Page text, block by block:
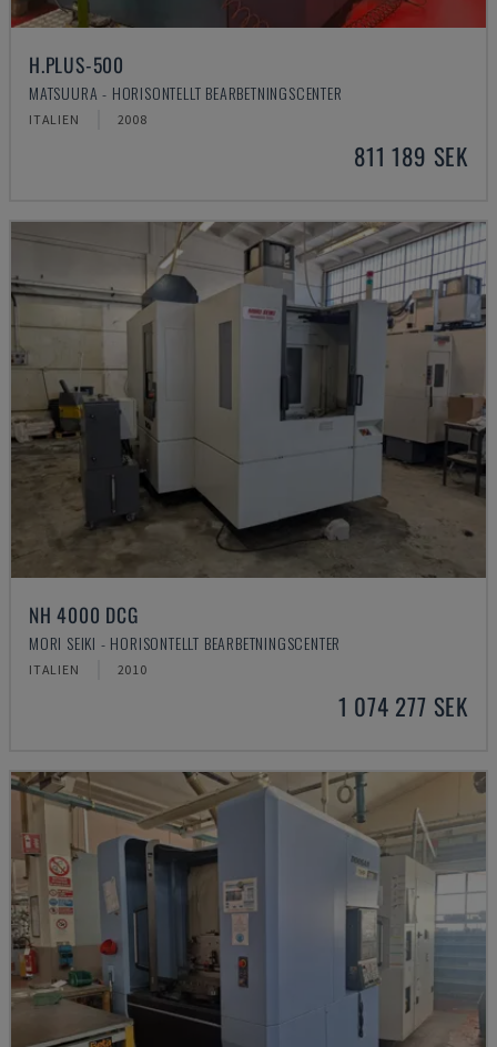
H.PLUS-500
MATSUURA - HORISONTELLT BEARBETNINGSCENTER
ITALIEN 2008
811 189 SEK
NH 4000 DCG
MORI SEIKI - HORISONTELLT BEARBETNINGSCENTER
ITALIEN 2010
1 074 277 SEK